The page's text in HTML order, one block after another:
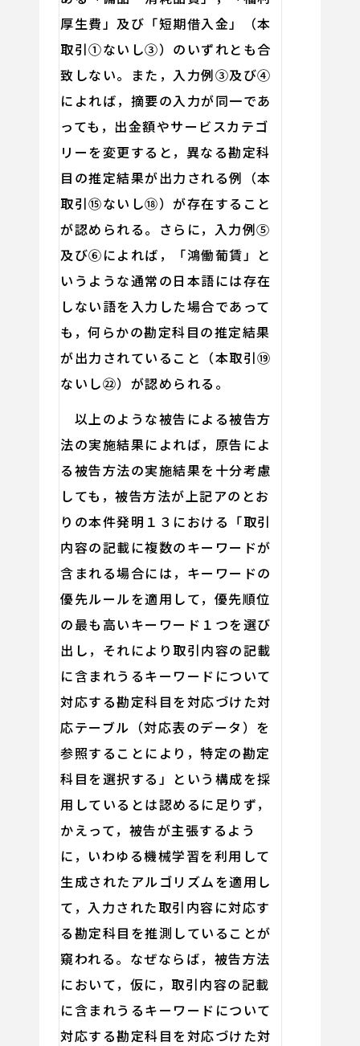
厚生費」及び「短期借入金」（本
取引①ないし③）のいずれとも合
致しない。また，入力例③及び④
によれば，摘要の入力が同一であ
っても，出金額やサービスカテゴ
リーを変更すると，異なる勘定科
目の推定結果が出力される例（本
取引⑮ないし⑱）が存在すること
が認められる。さらに，入力例⑤
及び⑥によれば，「鴻働葡賃」と
いうような通常の日本語には存在
しない語を入力した場合であって
も，何らかの勘定科目の推定結果
が出力されていること（本取引⑲
ないし㉒）が認められる。
以上のような被告による被告方
法の実施結果によれば，原告によ
る被告方法の実施結果を十分考慮
しても，被告方法が上記アのとお
りの本件発明１３における「取引
内容の記載に複数のキーワードが
含まれる場合には，キーワードの
優先ルールを適用して，優先順位
の最も高いキーワード１つを選び
出し，それにより取引内容の記載
に含まれうるキーワードについて
対応する勘定科目を対応づけた対
応テーブル（対応表のデータ）を
参照することにより，特定の勘定
科目を選択する」という構成を採
用しているとは認めるに足りず，
かえって，被告が主張するよう
に，いわゆる機械学習を利用して
生成されたアルゴリズムを適用し
て，入力された取引内容に対応す
る勘定科目を推測していることが
窺われる。なぜならば，被告方法
において，仮に，取引内容の記載
に含まれうるキーワードについて
対応する勘定科目を対応づけた対